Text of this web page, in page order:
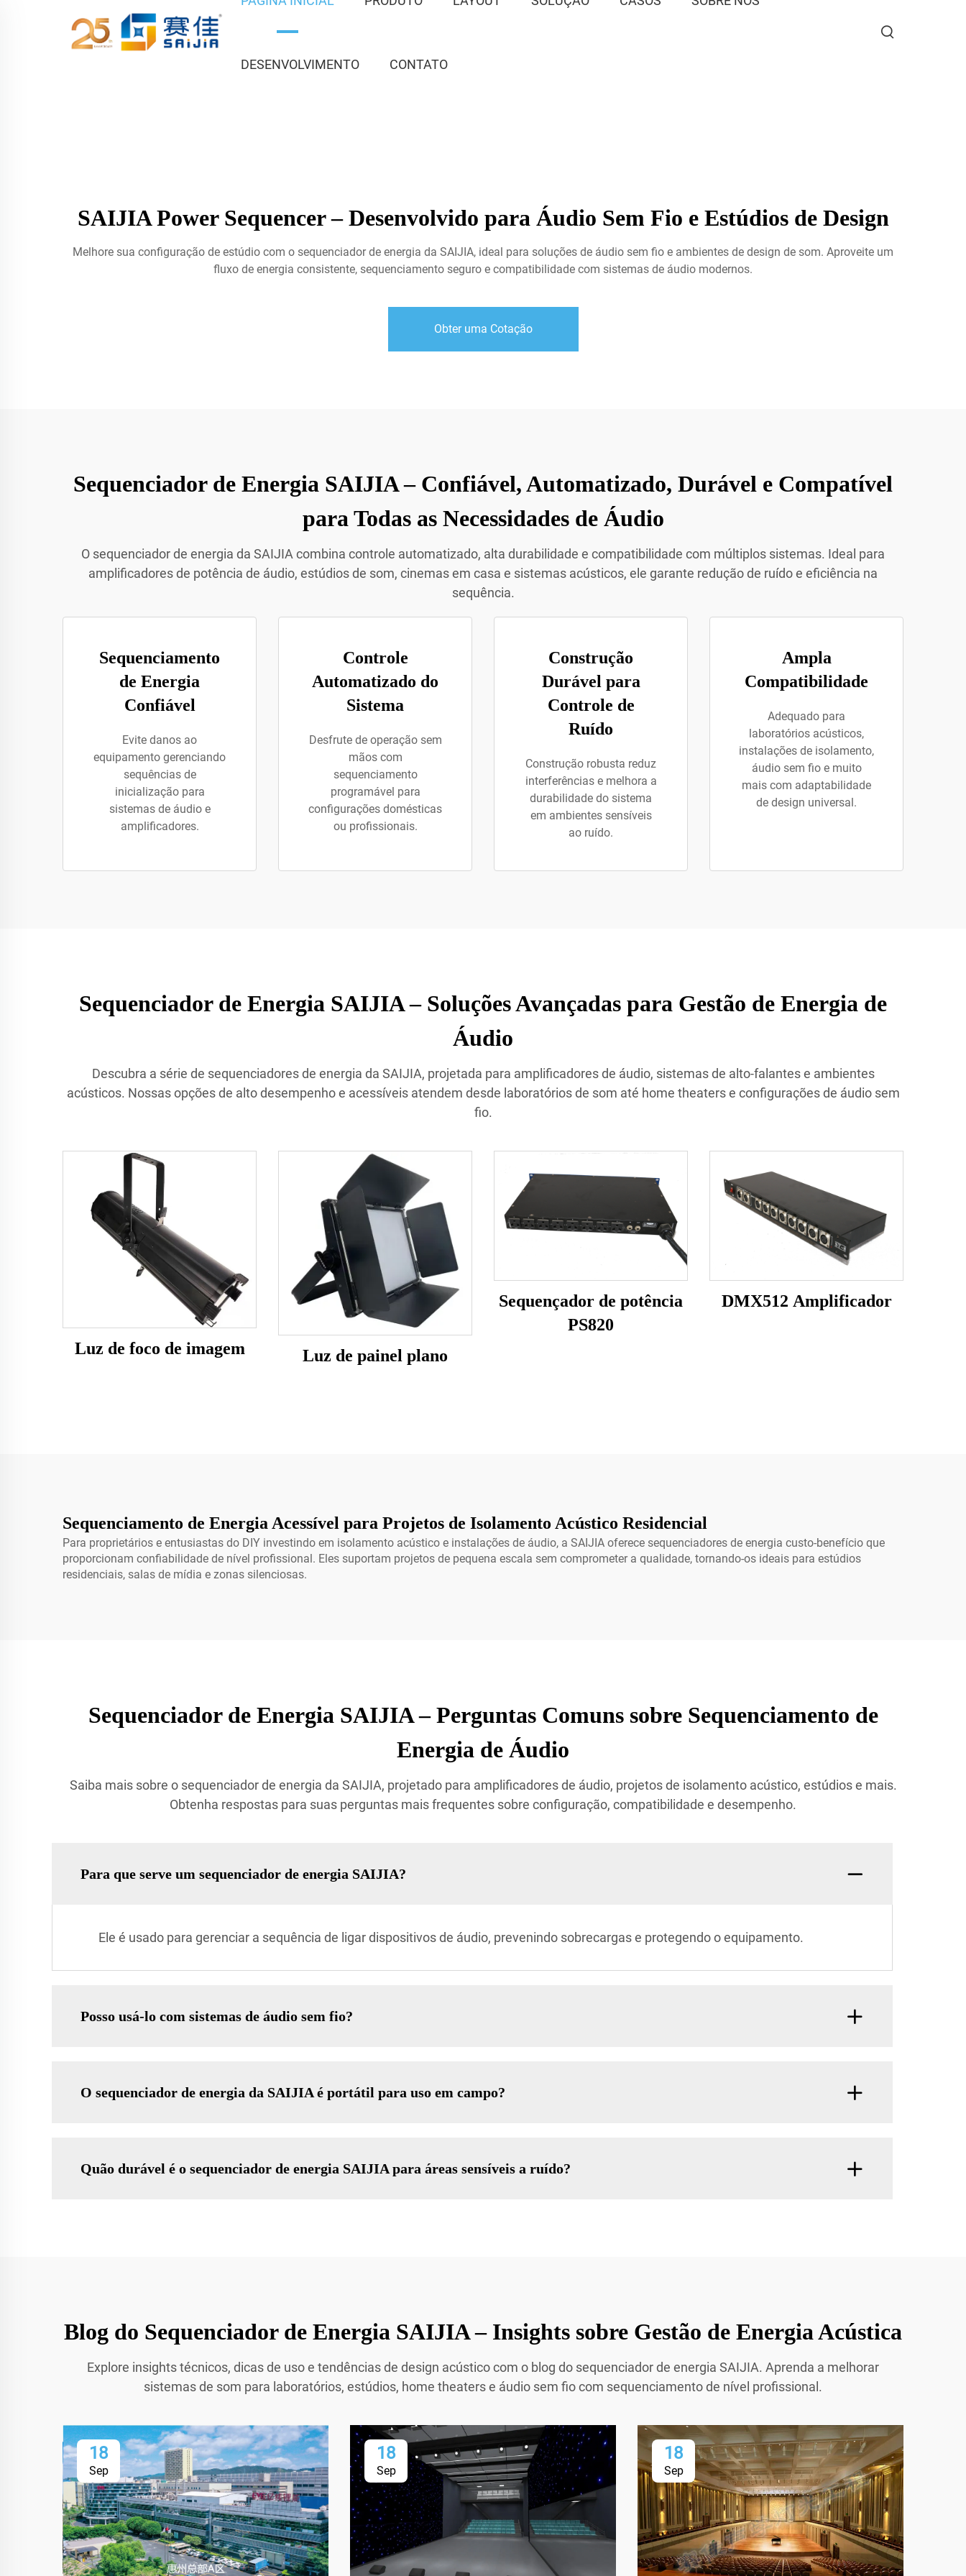
DESENVOLVIMENTO CONTATO
SAIJIA Power Sequencer – Desenvolvido para Áudio Sem Fio e Estúdios de Design
Melhore sua configuração de estúdio com o sequenciador de energia da SAIJIA, ideal para soluções de áudio sem fio e ambientes de design de som. Aproveite um
fluxo de energia consistente, sequenciamento seguro e compatibilidade com sistemas de áudio modernos.
Obter uma Cotação
Sequenciador de Energia SAIJIA – Confiável, Automatizado, Durável e Compatível
para Todas as Necessidades de Áudio
O sequenciador de energia da SAIJIA combina controle automatizado, alta durabilidade e compatibilidade com múltiplos sistemas. Ideal para
amplificadores de potência de áudio, estúdios de som, cinemas em casa e sistemas acústicos, ele garante redução de ruído e eficiência na
sequência.
Sequenciamento
de Energia
Confiável
Evite danos ao
equipamento gerenciando
sequências de
inicialização para
sistemas de áudio e
amplificadores.
Controle
Automatizado do
Sistema
Desfrute de operação sem
mãos com
sequenciamento
programável para
configurações domésticas
ou profissionais.
Construção
Durável para
Controle de
Ruído
Construção robusta reduz
interferências e melhora a
durabilidade do sistema
em ambientes sensíveis
ao ruído.
Ampla
Compatibilidade
Adequado para
laboratórios acústicos,
instalações de isolamento,
áudio sem fio e muito
mais com adaptabilidade
de design universal.
Sequenciador de Energia SAIJIA – Soluções Avançadas para Gestão de Energia de
Áudio
Descubra a série de sequenciadores de energia da SAIJIA, projetada para amplificadores de áudio, sistemas de alto-falantes e ambientes
acústicos. Nossas opções de alto desempenho e acessíveis atendem desde laboratórios de som até home theaters e configurações de áudio sem
fio.
Luz de foco de imagem Luz de painel plano
Sequençador de potência
PS820
DMX512 Amplificador
Sequenciamento de Energia Acessível para Projetos de Isolamento Acústico Residencial
Para proprietários e entusiastas do DIY investindo em isolamento acústico e instalações de áudio, a SAIJIA oferece sequenciadores de energia custo-benefício que
proporcionam confiabilidade de nível profissional. Eles suportam projetos de pequena escala sem comprometer a qualidade, tornando-os ideais para estúdios
residenciais, salas de mídia e zonas silenciosas.
Sequenciador de Energia SAIJIA – Perguntas Comuns sobre Sequenciamento de
Energia de Áudio
Saiba mais sobre o sequenciador de energia da SAIJIA, projetado para amplificadores de áudio, projetos de isolamento acústico, estúdios e mais.
Obtenha respostas para suas perguntas mais frequentes sobre configuração, compatibilidade e desempenho.
Para que serve um sequenciador de energia SAIJIA?
Ele é usado para gerenciar a sequência de ligar dispositivos de áudio, prevenindo sobrecargas e protegendo o equipamento.
Posso usá-lo com sistemas de áudio sem fio?
O sequenciador de energia da SAIJIA é portátil para uso em campo?
Quão durável é o sequenciador de energia SAIJIA para áreas sensíveis a ruído?
Blog do Sequenciador de Energia SAIJIA – Insights sobre Gestão de Energia Acústica
Explore insights técnicos, dicas de uso e tendências de design acústico com o blog do sequenciador de energia SAIJIA. Aprenda a melhorar
sistemas de som para laboratórios, estúdios, home theaters e áudio sem fio com sequenciamento de nível profissional.
18
Sep
18
Sep
18
Sep